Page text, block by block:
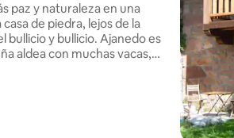
y wifi
paz y naturaleza en una
de piedra, lejos de la
bullicio y bullicio. Ajanedo es
aldea con muchas vacas,